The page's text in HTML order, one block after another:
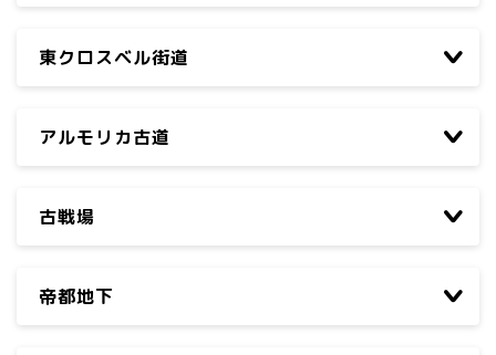
東クロスベル街道
アルモリカ古道
古戦場
帝都地下